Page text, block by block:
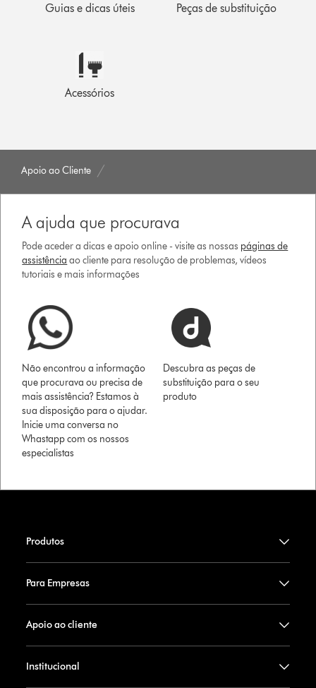
Guias e dicas úteis Peças de substituição
Acessórios
Apoio ao Cliente
A ajuda que procurava
Pode aceder a dicas e apoio online - visite as nossas páginas de
assistência ao cliente para resolução de problemas, vídeos
tutoriais e mais informações
Não encontrou a informação
que procurava ou precisa de
mais assistência? Estamos à
sua disposição para o ajudar.
Inicie uma conversa no
Whastapp com os nossos
especialistas
Descubra as peças de
substituição para o seu
produto
Produtos
Para Empresas
Apoio ao cliente
Institucional